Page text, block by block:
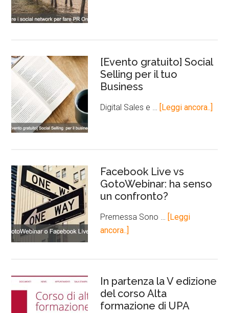
[Evento gratuito] Social
Selling per il tuo
Business
Digital Sales e … [Leggi ancora..]
Facebook Live vs
GotoWebinar: ha senso
un confronto?
Premessa Sono …
[Leggi
ancora..]
In partenza la V edizione
del corso Alta
formazione di UPA